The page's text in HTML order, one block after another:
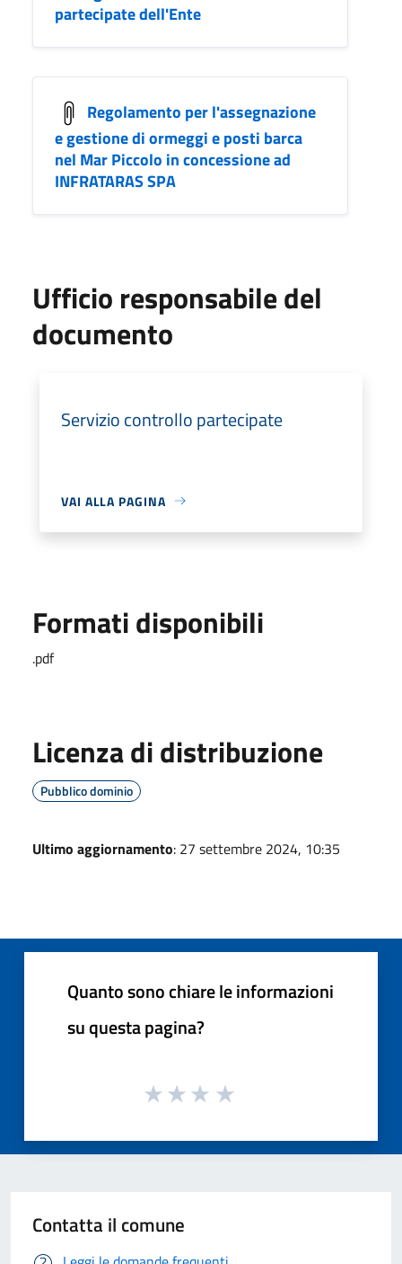
partecipate dell'Ente
Regolamento per l'assegnazione
e gestione di ormeggi e posti barca
nel Mar Piccolo in concessione ad
INFRATARAS SPA
Ufficio responsabile del
documento
Servizio controllo partecipate
VAI ALLA PAGINA
Formati disponibili
.pdf
Licenza di distribuzione
Pubblico dominio
Ultimo aggiornamento: 27 settembre 2024, 10:35
Quanto sono chiare le informazioni
su questa pagina?
Contatta il comune